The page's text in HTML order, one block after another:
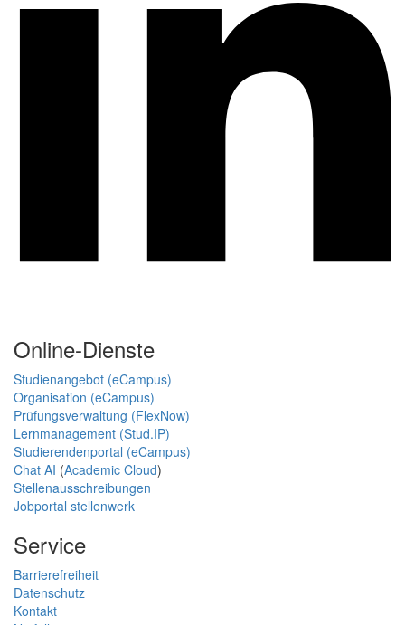
Online-Dienste
Studienangebot (eCampus)
Organisation (eCampus)
Prüfungsverwaltung (FlexNow)
Lernmanagement (Stud.IP)
Studierendenportal (eCampus)
Chat AI (Academic Cloud)
Stellenausschreibungen
Jobportal stellenwerk
Service
Barrierefreiheit
Datenschutz
Kontakt